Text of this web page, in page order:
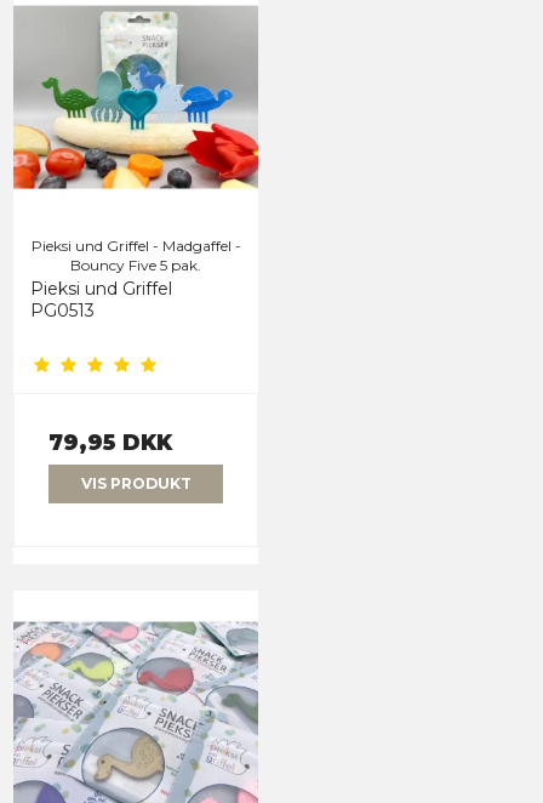
Pieksi und Griffel - Madgaffel -
Bouncy Five 5 pak.
Pieksi und Griffel
PG0513
79,95 DKK
VIS PRODUKT